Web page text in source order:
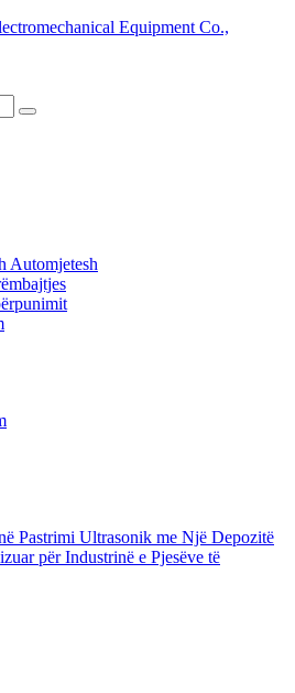
Automjetesh
Pastrimi Ultrasonik me Një Depozitë
për Industrinë e Pjesëve të